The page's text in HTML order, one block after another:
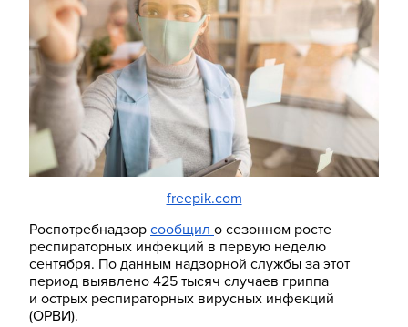
freepik.com
Роспотребнадзор сообщил о сезонном росте
респираторных инфекций в первую неделю
сентября. По данным надзорной службы за этот
период выявлено 425 тысяч случаев гриппа
и острых респираторных вирусных инфекций
(ОРВИ).